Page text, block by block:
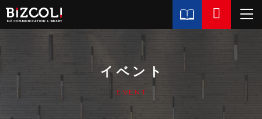
イベント
EVENT